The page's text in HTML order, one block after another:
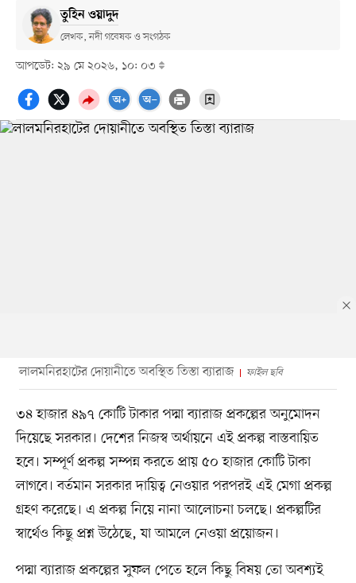
তুহিন ওয়াদুদ
লেখক, নদী গবেষক ও সংগঠক
আপডেট: ২৯ মে ২০২৬, ১০: ০৩
লালমনিরহাটের দোয়ানীতে অবস্থিত তিস্তা ব্যারাজ ফাইল ছবি
৩৪ হাজার ৪৯৭ কোটি টাকার পদ্মা ব্যারাজ প্রকল্পের অনুমোদন
দিয়েছে সরকার। দেশের নিজস্ব অর্থায়নে এই প্রকল্প বাস্তবায়িত
হবে। সম্পূর্ণ প্রকল্প সম্পন্ন করতে প্রায় ৫০ হাজার কোটি টাকা
লাগবে। বর্তমান সরকার দায়িত্ব নেওয়ার পরপরই এই মেগা প্রকল্প
গ্রহণ করেছে। এ প্রকল্প নিয়ে নানা আলোচনা চলছে। প্রকল্পটির
স্বার্থেও কিছু প্রশ্ন উঠেছে, যা আমলে নেওয়া প্রয়োজন।
পদ্মা ব্যারাজ প্রকল্পের সুফল পেতে হলে কিছু বিষয় তো অবশ্যই